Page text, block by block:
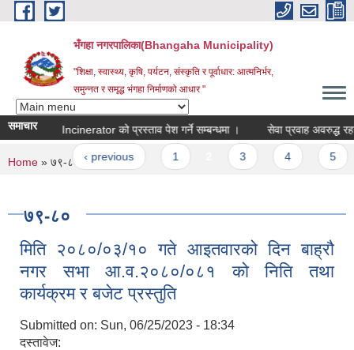
Skip to main content
भँगहा नगरपालिका(Bhangaha Municipality)
"शिक्षा, स्वास्थ्य, कृषि, पर्यटन, संस्कृति र पूर्वाधार: आत्मनिर्भर,
समुन्नत र समृद्ध भंगहा निर्माणको आधार "
समाचार
pad Incinerator को प्रस्ताव पेश गर्ने सम्बन्धमा । सेवा प्रवाह अवरुद्ध रहने
« first ‹ previous
You are here
Home » ७९-८०
७९-८०
मिति २०८०/०३/१० गते आइतवारको दिन बाह्रौ
नगर सभा आ.व.२०८०/०८१ को निति तथा
कार्यक्रम र बजेट प्रस्तुति
Submitted on: Sun, 06/25/2023 - 18:34
दस्तावेज: